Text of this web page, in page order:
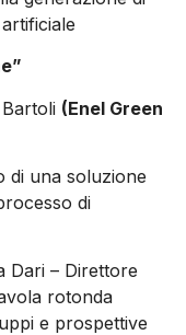
(Enel Green
di una soluzione
di
Dari – Direttore
rotonda
e prospettive